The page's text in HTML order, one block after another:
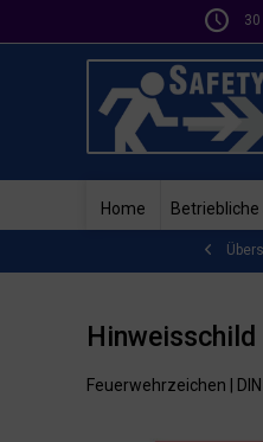
Home
Feuerwehrzeichen |